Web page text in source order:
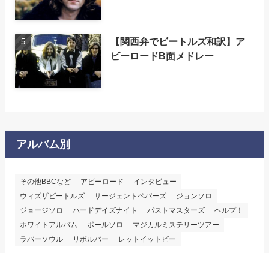
【関西弁でビートルズ和訳】ア
ビーロードB面メドレー
アルバム別
その他BBCなど アビーロード
インタビュー
ウィズザビートルズ
サージェントペパーズ
ジョンソロ
ジョージソロ
ハードデイズナイト パストマスターズ
ヘルプ！
ホワイトアルバム
ポールソロ
マジカルミステリーツアー
ラバーソウル
リボルバー レットイットビー